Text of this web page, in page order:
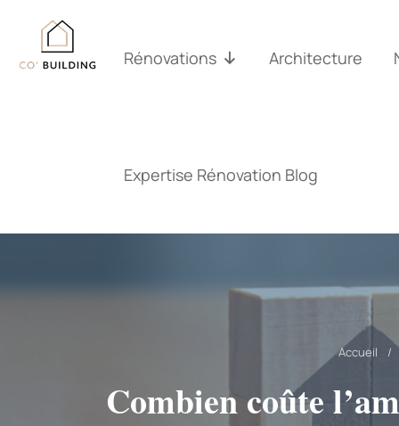
contenu
Rénovations Architecture
Expertise Rénovation Blog
Accueil /
Combien coûte